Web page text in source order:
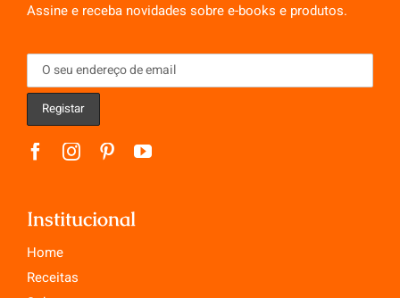
Assine e receba novidades sobre e-books e produtos.
Institucional
Home
Receitas